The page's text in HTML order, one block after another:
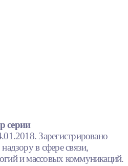
серии
Зарегистрировано
в сфере связи,
и массовых коммуникаций.